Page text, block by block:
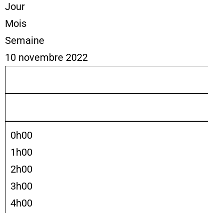
Jour
Mois
Semaine
10 novembre 2022
0h00
1h00
2h00
3h00
4h00